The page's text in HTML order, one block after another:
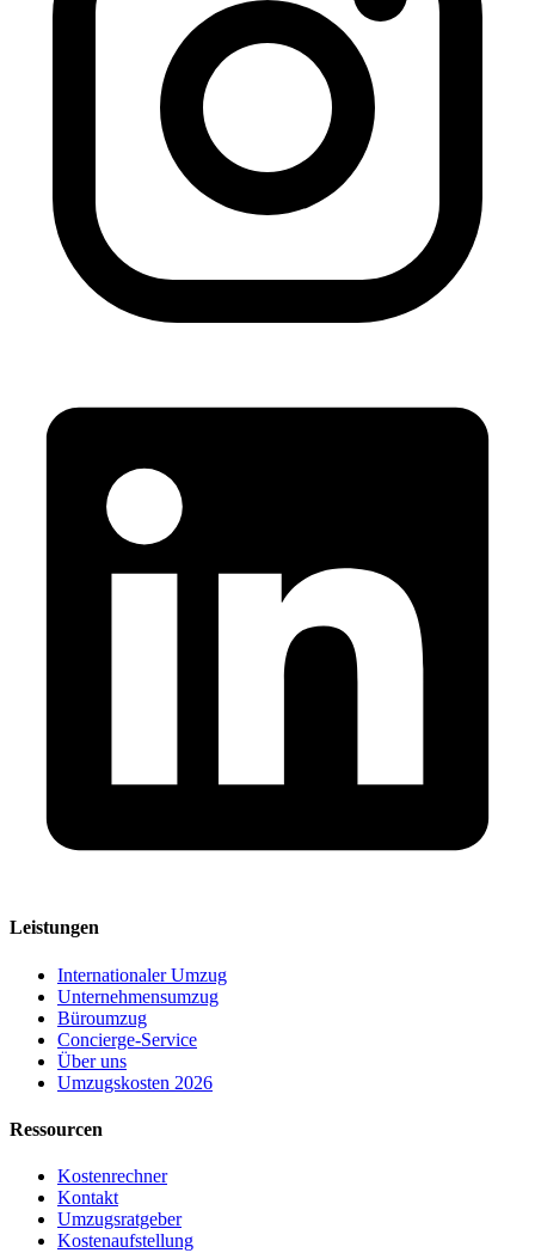
Leistungen
Internationaler Umzug
Unternehmensumzug
Büroumzug
Concierge-Service
Über uns
Umzugskosten 2026
Ressourcen
Kostenrechner
Kontakt
Umzugsratgeber
Kostenaufstellung